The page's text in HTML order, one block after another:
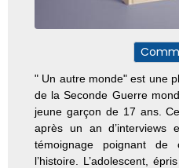
" Un autre monde" est une
de la Seconde Guerre
jeune garçon de 17 ans.
après un an d’interviews
témoignage poignant de
l’histoire. L’adolescent,